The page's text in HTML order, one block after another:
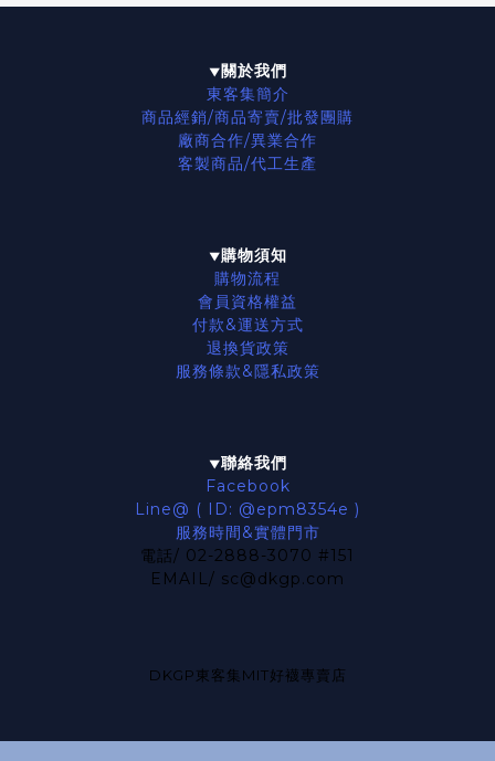
▼關於我們
東客集簡介
商品經銷/商品寄賣/批發團購
廠商合作/異業合作
客製商品/代工生產
▼購物須知
購物流程
會員資格權益
付款&運送方式
退換貨政策
服務條款&隱私政策
▼聯絡我們
Facebook
Line@ ( ID: @epm8354e )
服務時間&實體門市
電話/ 02-2888-3070 #151
EMAIL/ sc@dkgp.com
DKGP東客集MIT好襪專賣店